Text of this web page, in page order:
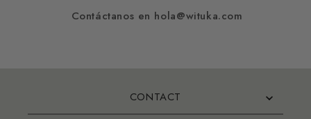
Contáctanos en hola@wituka.com
CONTACT